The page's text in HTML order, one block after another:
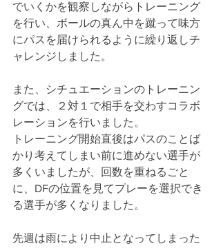
でいくかを観察しながらトレーニング
を行い、ボールの真ん中を蹴って味方
にパスを届けられるように繰り返しチ
ャレンジしました。
また、シチュエーションのトレーニン
グでは、２対１で相手を交わすコラボ
レーションを行いました。
トレーニング開始直後はパスのことば
かり考えてしまい前に進めない選手が
多くいましたが、回数を重ねるごと
に、DFの位置を見てプレーを選択でき
る選手が多くなりました。
先週は雨により中止となってしまった